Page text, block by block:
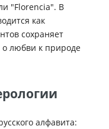
"Florencia". В
как
сохраняет
о любви к природе
алфавита: